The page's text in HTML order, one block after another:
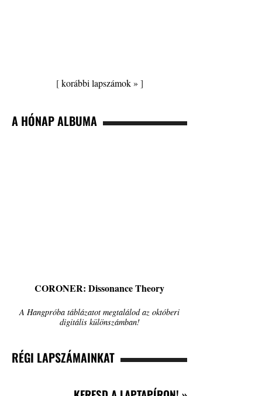
[korábbi lapszámok » ]
A HÓNAP ALBUMA
CORONER: Dissonance Theory
A Hangpróba táblázatot megtalálod az októberi
digitális különszámban!
RÉGI LAPSZÁMAINKAT